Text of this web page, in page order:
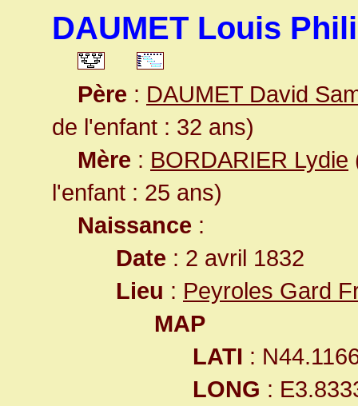
DAUMET Louis
Père : DAUMET David
de l'enfant : 32 ans)
Mère : BORDARIER Lydie
l'enfant : 25 ans)
Naissance :
Date : 2 avril 1832
Lieu : Peyroles Gard
MAP
LATI :
LONG :